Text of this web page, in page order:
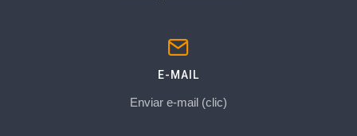
E-MAIL
Enviar e-mail (clic)